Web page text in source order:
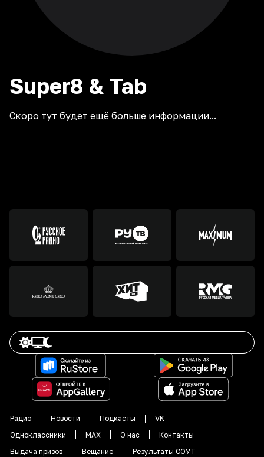
Super8 & Tab
Скоро тут будет ещё больше информации...
Радио Новости Подкасты
VK
Одноклассники
MAX О нас
Контакты
Выдача призов
Вещание Результаты СОУТ